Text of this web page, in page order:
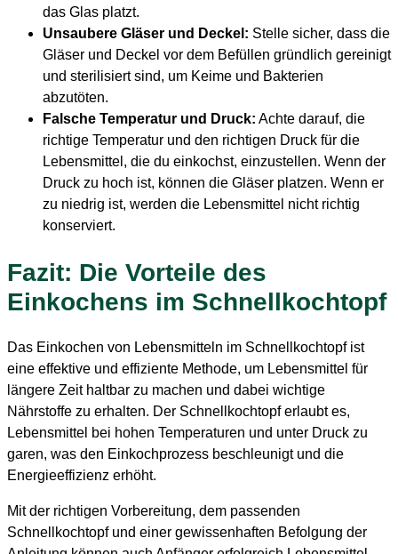
das Glas platzt.
Unsaubere Gläser und Deckel: Stelle sicher, dass die
Gläser und Deckel vor dem Befüllen gründlich gereinigt
und sterilisiert sind, um Keime und Bakterien
abzutöten.
Falsche Temperatur und Druck: Achte darauf, die
richtige Temperatur und den richtigen Druck für die
Lebensmittel, die du einkochst, einzustellen. Wenn der
Druck zu hoch ist, können die Gläser platzen. Wenn er
zu niedrig ist, werden die Lebensmittel nicht richtig
konserviert.
Fazit: Die Vorteile des
Einkochens im Schnellkochtopf
Das Einkochen von Lebensmitteln im Schnellkochtopf ist
eine effektive und effiziente Methode, um Lebensmittel für
längere Zeit haltbar zu machen und dabei wichtige
Nährstoffe zu erhalten. Der Schnellkochtopf erlaubt es,
Lebensmittel bei hohen Temperaturen und unter Druck zu
garen, was den Einkochprozess beschleunigt und die
Energieeffizienz erhöht.
Mit der richtigen Vorbereitung, dem passenden
Schnellkochtopf und einer gewissenhaften Befolgung der